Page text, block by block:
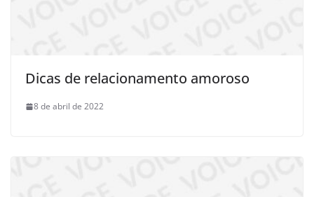
Dicas de relacionamento amoroso
8 de abril de 2022